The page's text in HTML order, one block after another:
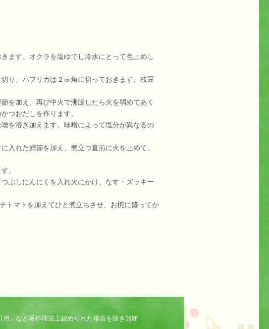
ます。オクラを塩ゆでし冷水にとって色止めし
り、パプリカは２㎝角に切っておきます。枝豆
を加え、再び中火で沸騰したら火を弱めてあく
つおだしを作ります。
を溶き加えます。味噌によって塩分が異なるの
入れた鰹節を加え、煮立つ直前に火を止めて、
。
ぶしにんにくを入れ火にかけ、なす・ズッキー
トマトを加えてひと煮立ちさせ、お椀に盛ってか
用」など著作権法上認められた場合を除き無断